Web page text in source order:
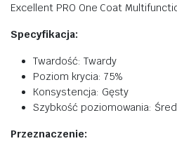
Excellent PRO One Coat
Specyfikacja:
Twardość: Twardy
Poziom krycia: 75%
Konsystencja: Gęsty
Szybkość poziomowania:
Przeznaczenie: